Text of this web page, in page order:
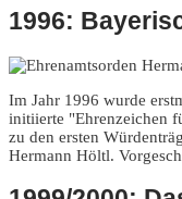
1996:
Im Jahr 1996 wurde
initiierte "Ehrenzeichen
zu den ersten
Hermann Höltl.